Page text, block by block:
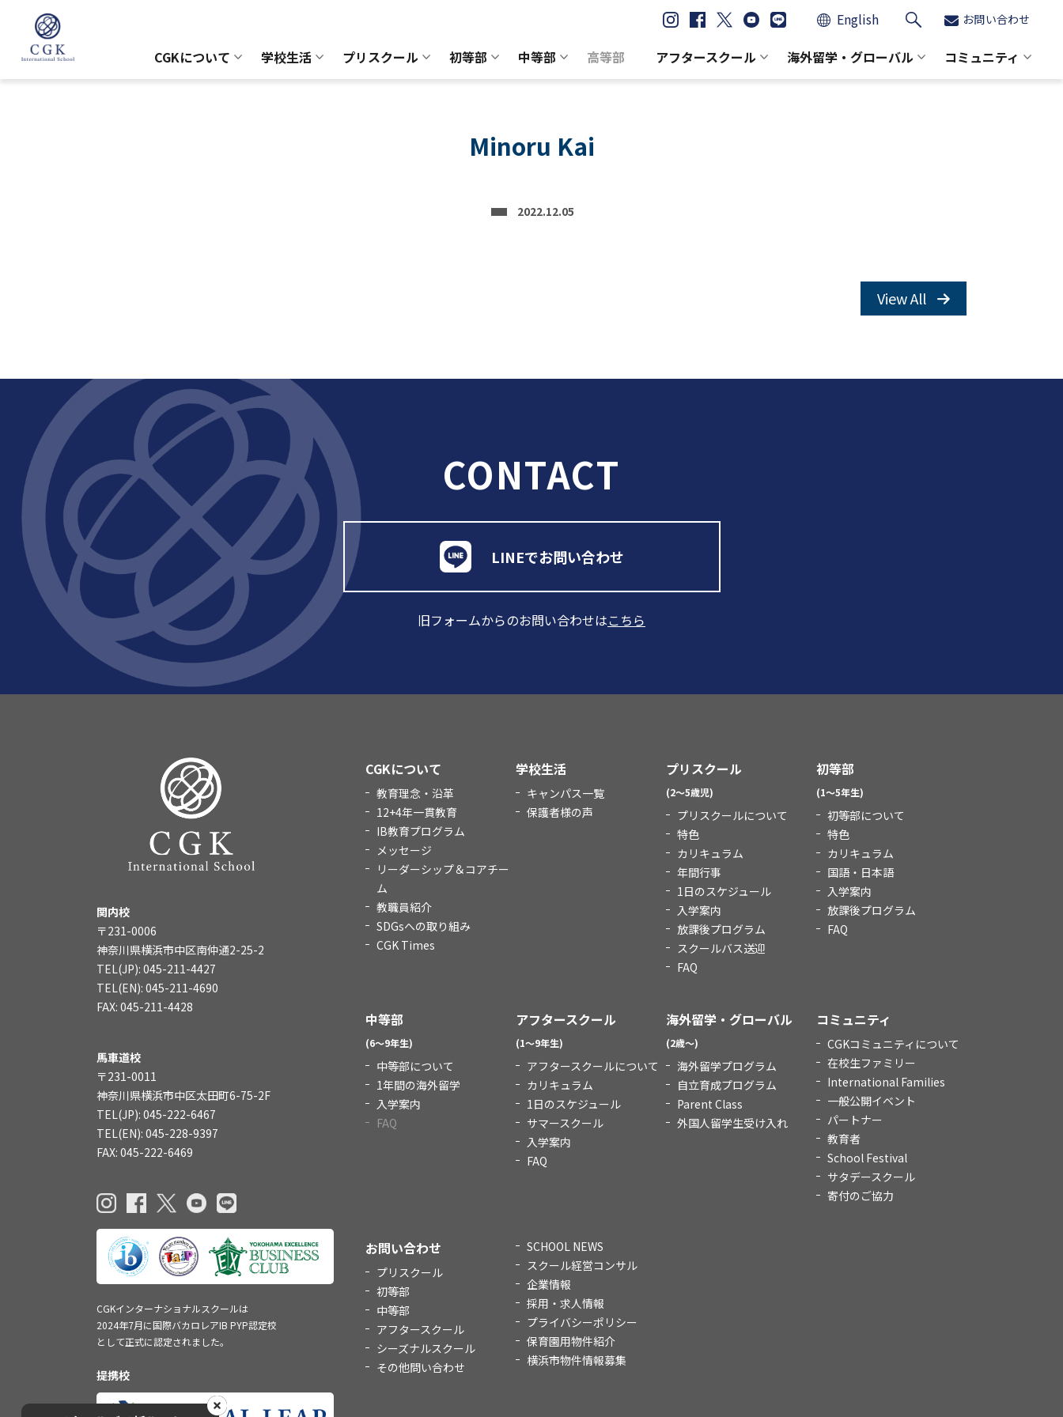
English お問い合わせ
CGKについて 学校生活 プリスクール 初等部 中等部 高等部 アフタースクール 海外留学・グローバル コミュニティ
Minoru Kai
2022.12.05
View All
CONTACT
LINEでお問い合わせ
旧フォームからのお問い合わせはこちら
CGKについて
教育理念・沿革
12+4年一貫教育
IB教育プログラム
メッセージ
リーダーシップ＆コアチー
ム
教職員紹介
SDGsへの取り組み
CGK Times
学校生活
キャンパス一覧
保護者様の声
プリスクール
(2～5歳児)
プリスクールについて
特色
カリキュラム
年間行事
1日のスケジュール
入学案内
放課後プログラム
スクールバス送迎
FAQ
初等部
(1～5年生)
初等部について
特色
カリキュラム
国語・日本語
入学案内
放課後プログラム
FAQ
中等部
(6～9年生)
中等部について
1年間の海外留学
入学案内
FAQ
アフタースクール
(1～9年生)
アフタースクールについて
カリキュラム
1日のスケジュール
サマースクール
入学案内
FAQ
海外留学・グローバル
(2歳～)
海外留学プログラム
自立育成プログラム
Parent Class
外国人留学生受け入れ
コミュニティ
CGKコミュニティについて
在校生ファミリー
International Families
一般公開イベント
パートナー
教育者
School Festival
サタデースクール
寄付のご協力
お問い合わせ
プリスクール
初等部
中等部
アフタースクール
シーズナルスクール
その他問い合わせ
SCHOOL NEWS
スクール経営コンサル
企業情報
採用・求人情報
プライバシーポリシー
保育園用物件紹介
横浜市物件情報募集
関内校
〒231-0006
神奈川県横浜市中区南仲通2-25-2
TEL(JP): 045-211-4427
TEL(EN): 045-211-4690
FAX: 045-211-4428
馬車道校
〒231-0011
神奈川県横浜市中区太田町6-75-2F
TEL(JP): 045-222-6467
TEL(EN): 045-228-9397
FAX: 045-222-6469
CGKインターナショナルスクールは
2024年7月に国際バカロレアIB PYP認定校
として正式に認定されました。
提携校